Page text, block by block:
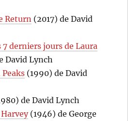
Return (2017) de David
7 derniers jours de Laura
David Lynch
(1990) de David
de David Lynch
(1946) de George